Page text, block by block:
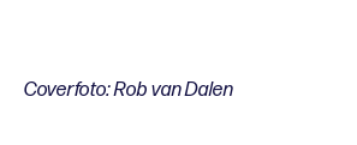
Coverfoto: Rob van Dalen